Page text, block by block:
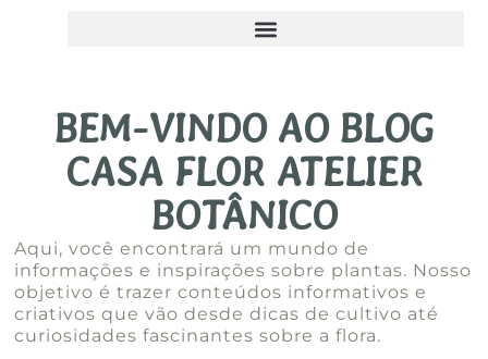
BEM-VINDO AO BLOG
CASA FLOR ATELIER
BOTÂNICO
Aqui, você encontrará um mundo de
informações e inspirações sobre plantas. Nosso
objetivo é trazer conteúdos informativos e
criativos que vão desde dicas de cultivo até
curiosidades fascinantes sobre a flora.